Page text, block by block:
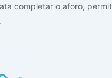
completar o aforo,